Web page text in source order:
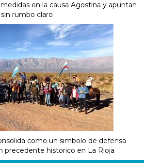
en la causa Agostina y apuntan
rumbo claro
como un simbolo de defensa
precedente historico en La Rioja